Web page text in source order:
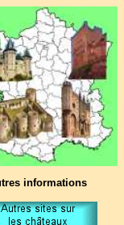
informations